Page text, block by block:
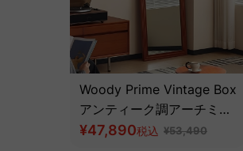
Woody Prime Vintage Box
アンティーク調アーチミラ
ー【高級天然ツゲ材】
¥47,890税込 ¥53,490